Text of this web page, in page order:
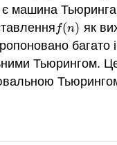
машина
f(n)
f(n)
як
багато
Тьюрингом.